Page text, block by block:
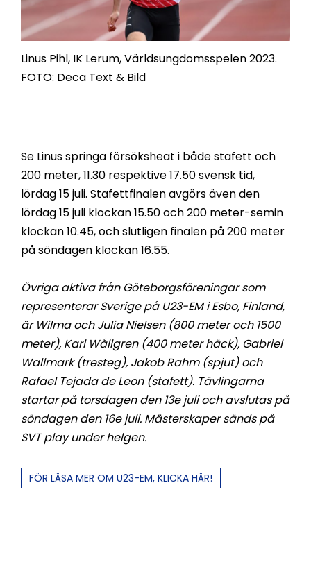
Linus Pihl, IK Lerum, Världsungdomsspelen 2023.
FOTO: Deca Text & Bild
Se Linus springa försöksheat i både stafett och
200 meter, 11.30 respektive 17.50 svensk tid,
lördag 15 juli. Stafettfinalen avgörs även den
lördag 15 juli klockan 15.50 och 200 meter-semin
klockan 10.45, och slutligen finalen på 200 meter
på söndagen klockan 16.55.
Övriga aktiva från Göteborgsföreningar som
representerar Sverige på U23-EM i Esbo, Finland,
är Wilma och Julia Nielsen (800 meter och 1500
meter), Karl Wållgren (400 meter häck), Gabriel
Wallmark (tresteg), Jakob Rahm (spjut) och
Rafael Tejada de Leon (stafett). Tävlingarna
startar på torsdagen den 13e juli och avslutas på
söndagen den 16e juli. Mästerskaper sänds på
SVT play under helgen.
FÖR LÄSA MER OM U23-EM, KLICKA HÄR!